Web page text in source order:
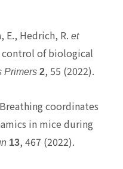
Hedrich, R.et
of biological
Primers 2, 55 (2022).
coordinates
in mice during
13, 467 (2022).